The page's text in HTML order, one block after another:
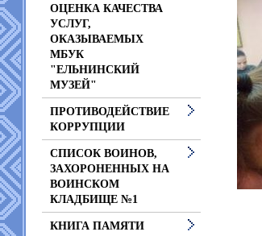
ОЦЕНКА КАЧЕСТВА
УСЛУГ,
ОКАЗЫВАЕМЫХ
МБУК
"ЕЛЬНИНСКИЙ
МУЗЕЙ"
ПРОТИВОДЕЙСТВИЕ
КОРРУПЦИИ
СПИСОК ВОИНОВ,
ЗАХОРОНЕННЫХ НА
ВОИНСКОМ
КЛАДБИЩЕ №1
КНИГА ПАМЯТИ